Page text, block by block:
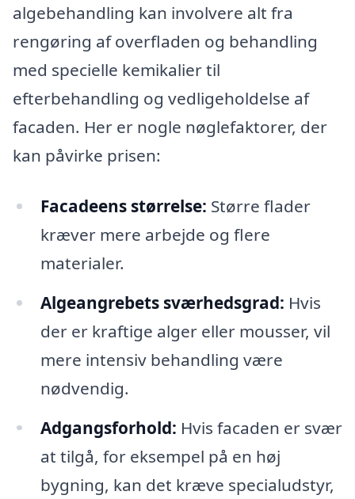
algebehandling kan involvere alt fra
rengøring af overfladen og behandling
med specielle kemikalier til
efterbehandling og vedligeholdelse af
facaden. Her er nogle nøglefaktorer, der
kan påvirke prisen:
Facadeens størrelse: Større flader
kræver mere arbejde og flere
materialer.
Algeangrebets sværhedsgrad: Hvis
der er kraftige alger eller mousser, vil
mere intensiv behandling være
nødvendig.
Adgangsforhold: Hvis facaden er svær
at tilgå, for eksempel på en høj
bygning, kan det kræve specialudstyr,